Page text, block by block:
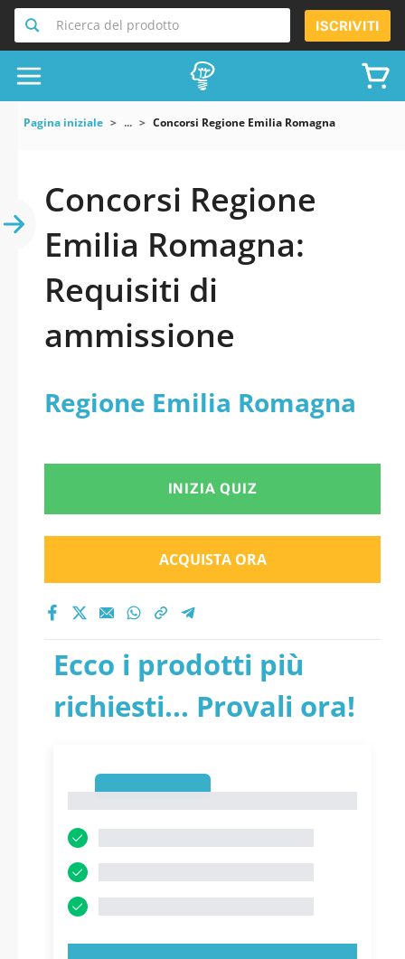
Ricerca del prodotto ISCRIVITI
Pagina iniziale ... Concorsi Regione Emilia Romagna
Concorsi Regione
Emilia Romagna:
Requisiti di
ammissione
Regione Emilia Romagna
INIZIA QUIZ
ACQUISTA ORA
Ecco i prodotti più
richiesti... Provali ora!